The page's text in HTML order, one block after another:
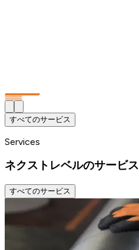
すべてのサービス
Services
ネクストレベルのサービス
すべてのサービス